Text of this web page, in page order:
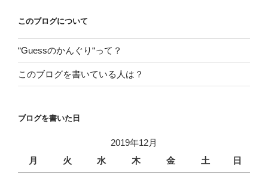
ン
このブログについて
“Guessのかんぐり“って？
このブログを書いている人は？
ブログを書いた日
2019年12月
月
火 水 木 金 土 日